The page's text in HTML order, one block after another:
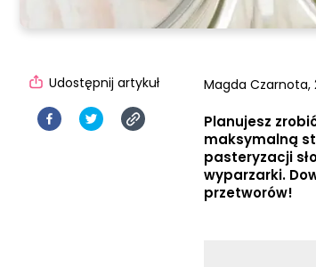
Magda Czarnota,
Planujesz
maksymalną
pasteryzacji
wyparzarki.
przetworów!
Udostępnij artykuł